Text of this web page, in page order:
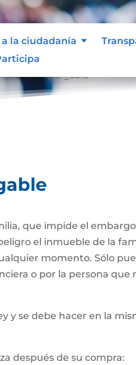
la ciudadanía
que impide el
el inmueble de la
momento. Sólo
o por la persona que
y se debe hacer en la
después de su compra: